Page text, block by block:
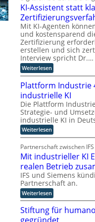
r
I
n
d
u
s
t
r
i
e
e
m
ö
g
l
i
c
h
e
n
o
-
C
E
O
e
o
t
z
u
m
C
y
b
e
r
R
e
s
i
l
i
e
n
c
A
c
t
ü
r
d
i
e
i
n
t
e
r
e
T
r
a
n
s
p
o
t
l
g
i
s
t
i
o
l
,
R
i
t
t
a
l
u
n
d
E
p
l
a
n
i
n
d
u
s
t
r
i
a
l
i
s
i
KI-Assistent statt
Mit KI-Agenten
und kostensparend
Zertifizierung
erstellen und sich
Interview spricht Dr.…
Weiterlesen:
K
-
A
s
s
i
s
t
e
n
t
s
t
a
t
t
k
l
a
s
s
Plattform Industrie
industrielle KI
Die Plattform
Strategie- und
industrielle KI in
Weiterlesen:
P
a
t
t
f
o
r
m
I
n
d
u
Partnerschaft zwischen
Mit industrieller KI
realen Betrieb
IFS und Siemens
Partnerschaft an.
Weiterlesen:
M
i
t
i
Stiftung für